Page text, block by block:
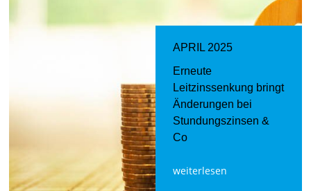
APRIL 2025
Erneute
Leitzinssenkung bringt
Änderungen bei
Stundungszinsen &
Co
weiterlesen